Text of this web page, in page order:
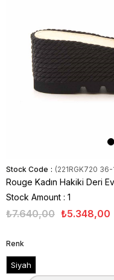
Stock Code (221RGK720 36-
Rouge Kadın Hakiki Deri
Stock Amount : 1
₺7.640,00 ₺5.348,00
Renk
Siyah